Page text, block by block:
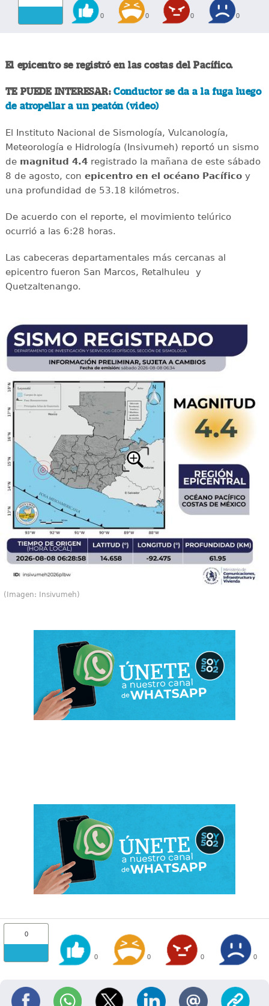
0 0 0 0
El epicentro se registró en las costas del Pacífico.
TE PUEDE INTERESAR:Conductor se da a la fuga luego
de atropellar a un peatón (video)
El Instituto Nacional de Sismología, Vulcanología,
Meteorología e Hidrología (Insivumeh) reportó un sismo
de magnitud 4.4registrado la mañana de este sábado
8 de agosto, con epicentro en el océano Pacíficoy
una profundidad de 53.18 kilómetros.
De acuerdo con el reporte, el movimiento telúrico
ocurrió a las 6:28 horas.
Las cabeceras departamentales más cercanas al
epicentro fueron San Marcos, Retalhuleu y
Quetzaltenango.
(Imagen: Insivumeh)
0
0 0 0 0